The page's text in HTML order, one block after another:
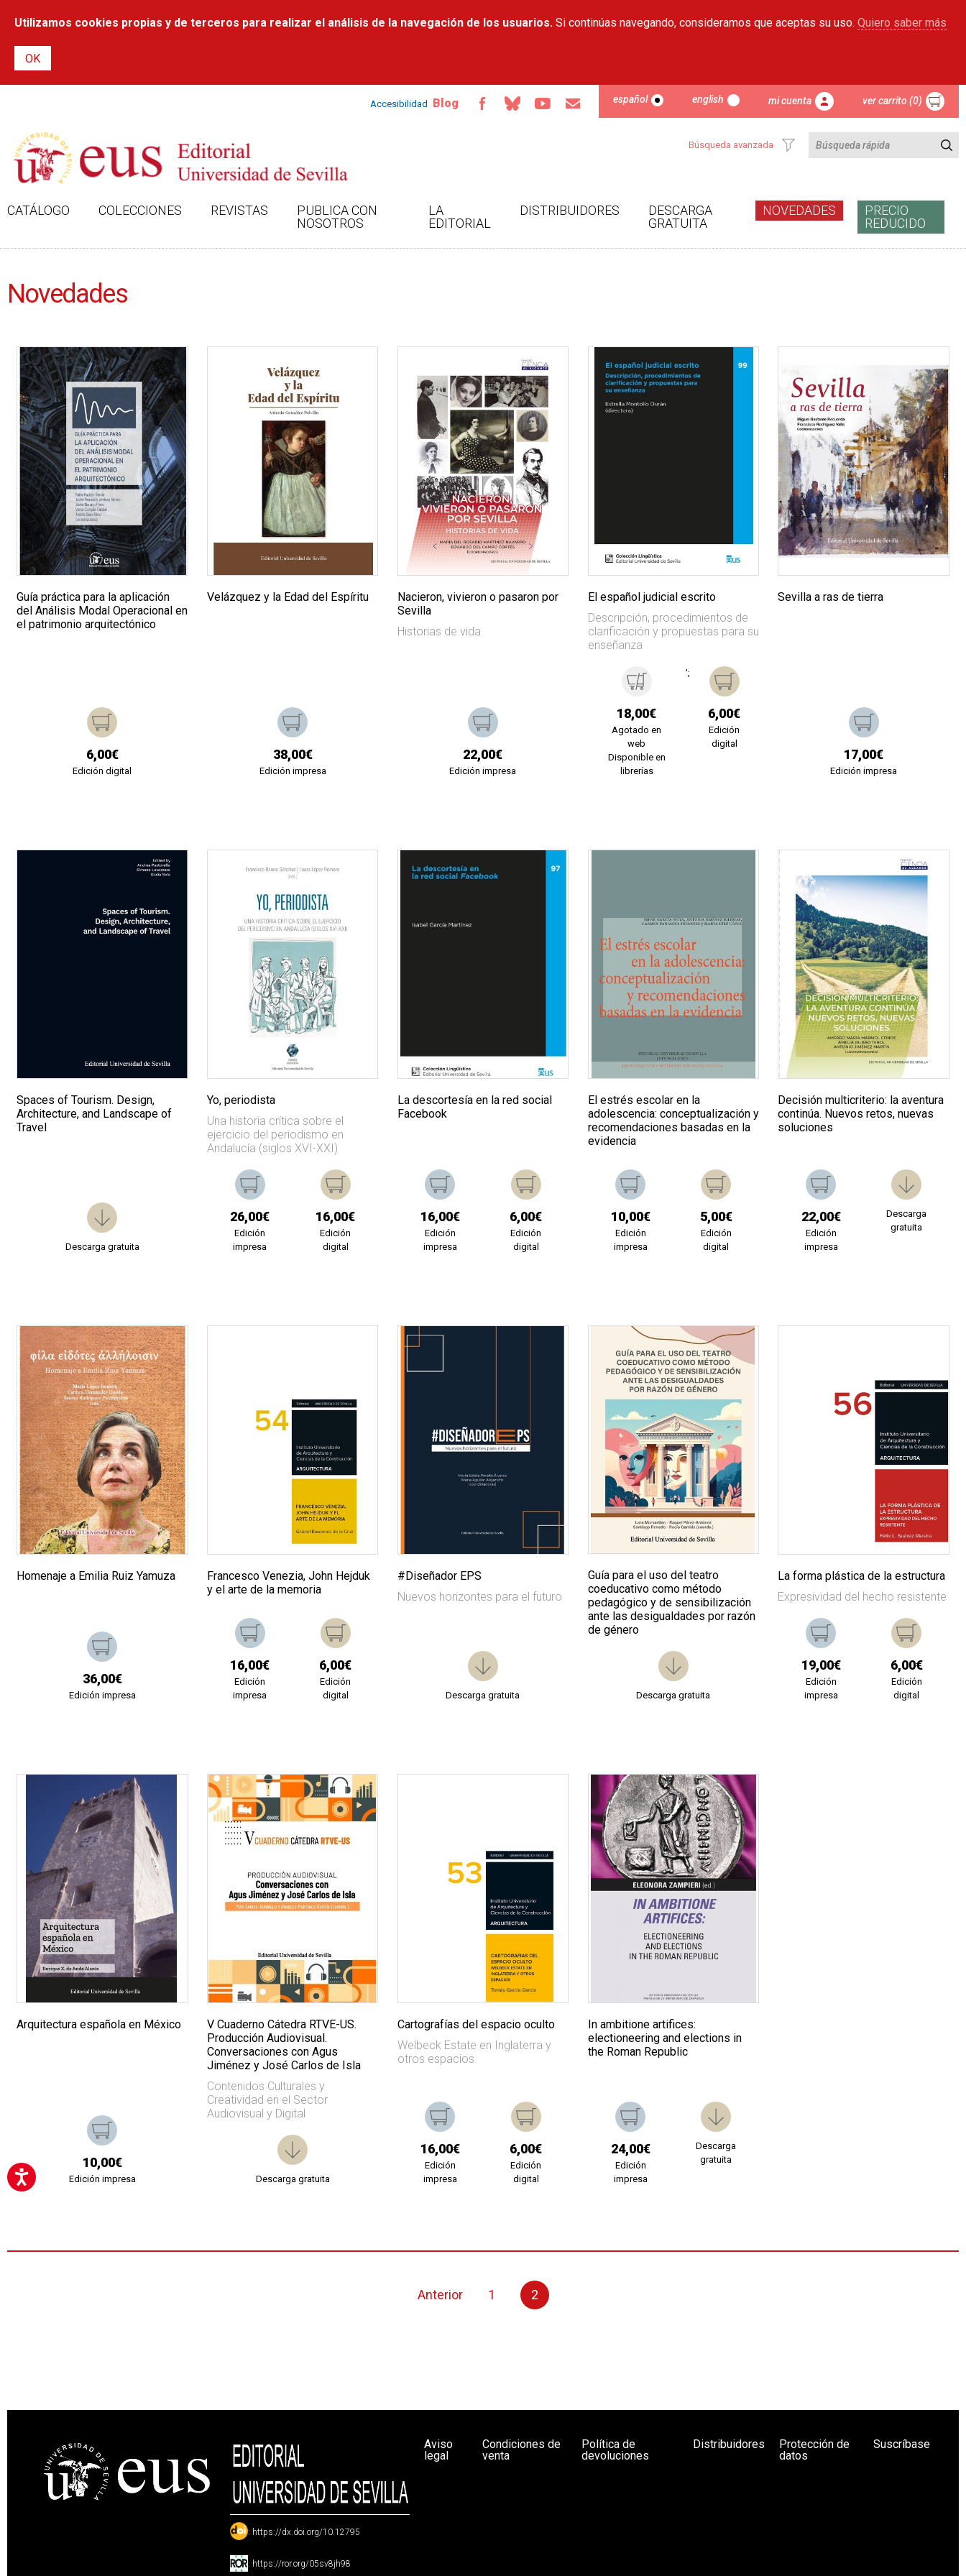
contenido
Utilizamos cookies propias y de terceros para realizar el análisis de la navegación de los usuarios. Si continúas navegando, consideramos que aceptas su uso. Quiero saber más
Accesibilidad Blog español english mi cuenta ver carrito (0)
Búsqueda avanzada
CATÁLOGO COLECCIONES REVISTAS
PUBLICA CON
NOSOTROS
LA
EDITORIAL
DISTRIBUIDORES
DESCARGA
GRATUITA
NOVEDADES
PRECIO
REDUCIDO
Novedades
Guía práctica para la aplicación
del Análisis Modal Operacional en
el patrimonio arquitectónico
6,00€
Edición digital
Velázquez y la Edad del Espíritu
38,00€
Edición impresa
Nacieron, vivieron o pasaron por
Sevilla
Historias de vida
22,00€
Edición impresa
El español judicial escrito
Descripción, procedimientos de
clarificación y propuestas para su
enseñanza
18,00€
Agotado en
web
Disponible en
librerías
';
6,00€
Edición
digital
Sevilla a ras de tierra
17,00€
Edición impresa
Spaces of Tourism. Design,
Architecture, and Landscape of
Travel
Descarga gratuita
Yo, periodista
Una historia crítica sobre el
ejercicio del periodismo en
Andalucía (siglos XVI-XXI)
26,00€
Edición
impresa
16,00€
Edición
digital
La descortesía en la red social
Facebook
16,00€
Edición
impresa
6,00€
Edición
digital
El estrés escolar en la
adolescencia: conceptualización y
recomendaciones basadas en la
evidencia
10,00€
Edición
impresa
5,00€
Edición
digital
Decisión multicriterio: la aventura
continúa. Nuevos retos, nuevas
soluciones
22,00€
Edición
impresa
Descarga
gratuita
Homenaje a Emilia Ruiz Yamuza
36,00€
Edición impresa
Francesco Venezia, John Hejduk
y el arte de la memoria
16,00€
Edición
impresa
6,00€
Edición
digital
#Diseñador EPS
Nuevos horizontes para el futuro
Descarga gratuita
Guía para el uso del teatro
coeducativo como método
pedagógico y de sensibilización
ante las desigualdades por razón
de género
Descarga gratuita
La forma plástica de la estructura
Expresividad del hecho resistente
19,00€
Edición
impresa
6,00€
Edición
digital
Arquitectura española en México
10,00€
Edición impresa
V Cuaderno Cátedra RTVE-US.
Producción Audiovisual.
Conversaciones con Agus
Jiménez y José Carlos de Isla
Contenidos Culturales y
Creatividad en el Sector
Audiovisual y Digital
Descarga gratuita
Cartografías del espacio oculto
Welbeck Estate en Inglaterra y
otros espacios
16,00€
Edición
impresa
6,00€
Edición
digital
In ambitione artifices:
electioneering and elections in
the Roman Republic
24,00€
Edición
impresa
Descarga
gratuita
Anterior 1 2
: https://dx.doi.org/10.12795
: https://ror.org/05sv8jh98
Aviso
legal
Condiciones de
venta
Política de
devoluciones
Distribuidores
Protección de
datos
Suscríbase